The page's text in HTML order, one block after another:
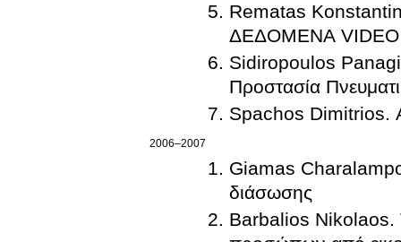
Rematas
ΔΕΔΟΜΕΝΑ VIDEO
Sidiropoulos
Προστασία
Spachos Dimitrios.
2006–2007
Giamas
διάσωσης
Barbalios Nikolaos.